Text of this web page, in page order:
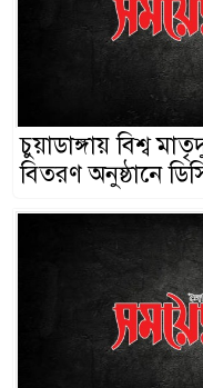
চুয়াডাঙ্গায় বিশ্ব
বিতরণ অনুষ্ঠানে